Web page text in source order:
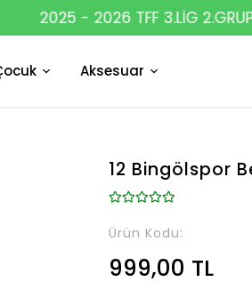
2025 - 2026 TFF 3.LİG 2.GRUP
Aksesuar
12 Bingölspor
Ürün Kodu:
999,00 TL